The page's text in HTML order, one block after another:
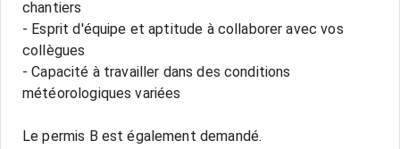
chantiers
- Esprit d'équipe et aptitude à collaborer avec vos
collègues
- Capacité à travailler dans des conditions
météorologiques variées
Le permis B est également demandé.